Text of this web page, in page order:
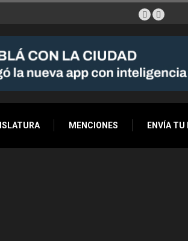
MENCIONES ENVÍA TU